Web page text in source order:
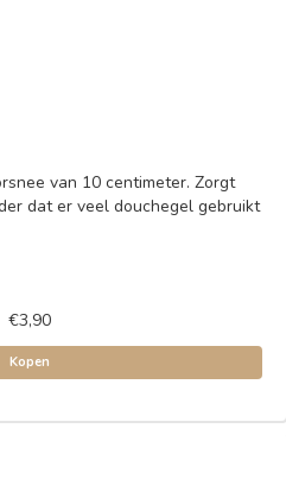
van 10 centimeter. Zorgt
dat er veel douchegel gebruikt
€3,90
Kopen